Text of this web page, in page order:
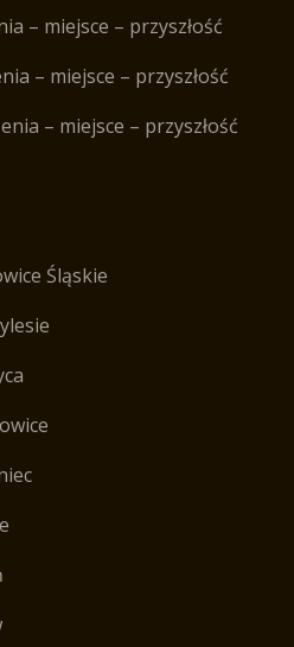
– miejsce – przyszłość
– miejsce – przyszłość
– miejsce – przyszłość
Śląskie